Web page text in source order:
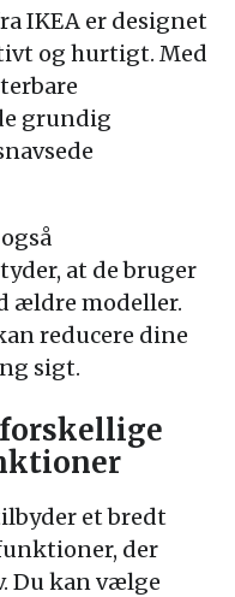
IKEA er designet
og hurtigt. Med
grundig
at de bruger
ældre modeller.
reducere dine
sigt.
et bredt
der
Du kan vælge